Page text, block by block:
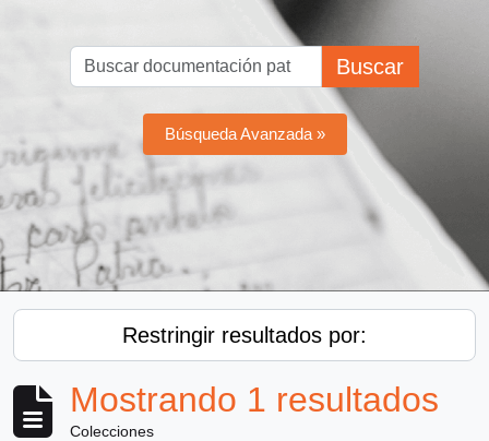
Buscar
Búsqueda Avanzada »
Restringir resultados por:
Mostrando 1 resultados
Colecciones